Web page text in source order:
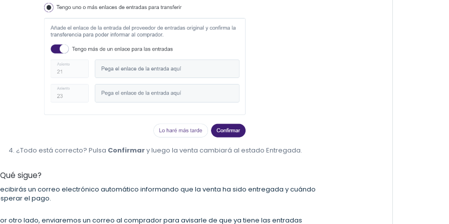
¿Todo está correcto? Pulsa Confirmary luego la venta cambiará al estado Entregada.
sigue?
un correo electrónico automático informando que la venta ha sido entregada y cuándo
el pago.
otro lado, enviaremos un correo al comprador para avisarle de que ya tiene las entradas